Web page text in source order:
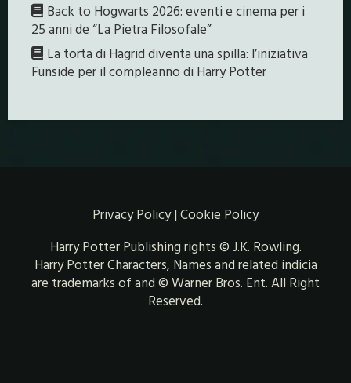
Back to Hogwarts 2026: eventi e cinema per i
25 anni de “La Pietra Filosofale”
La torta di Hagrid diventa una spilla: l’iniziativa
Funside per il compleanno di Harry Potter
Privacy Policy| Cookie Policy
Harry Potter Publishing rights © J.K. Rowling.
Harry Potter Characters, Names and related indicia
are trademarks of and © Warner Bros. Ent. All Right
Reserved.